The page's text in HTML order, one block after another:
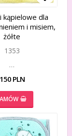
favorites
favorites
Add
Add
kąpielowe dla
i misiem,
żółte
1353
…
150 PLN